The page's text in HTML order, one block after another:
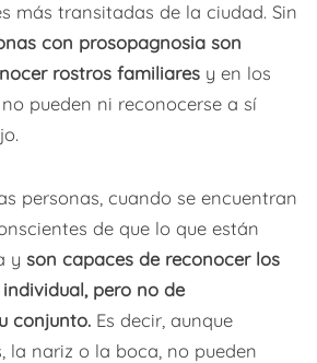
más transitadas de la ciudad. Sin
con prosopagnosia son
rostros familiares y en los
pueden ni reconocerse a sí
personas, cuando se encuentran
de que lo que están
y son capaces de reconocer los
pero no de
conjunto. Es decir, aunque
la nariz o la boca, no pueden